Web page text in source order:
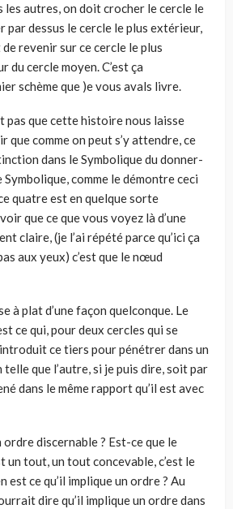
les autres, on doit crocher le cercle le
par dessus le cercle le plus extérieur,
revenir sur ce cercle le plus
du cercle moyen. C’est ça
schème que )e vous avals livre.
pas que cette histoire nous laisse
que comme on peut s’y attendre, ce
dans le Symbolique du donner-
comme le démontre ceci
quatre est en quelque sorte
que ce que vous voyez là d’une
claire, (je l’ai répété parce qu’ici ça
aux yeux) c’est que le nœud
à plat d’une façon quelconque. Le
ce qui, pour deux cercles qui se
introduit ce tiers pour pénétrer dans un
telle que l’autre, si je puis dire, soit par
dans le même rapport qu’il est avec
ordre discernable ? Est-ce que le
tout, un tout concevable, c’est le
est ce qu’il implique un ordre ? Au
dire qu’il implique un ordre dans